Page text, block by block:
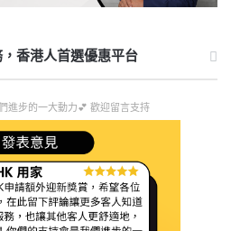
香港人首選優惠平台
進步的一大動力💕 歡迎留言支持